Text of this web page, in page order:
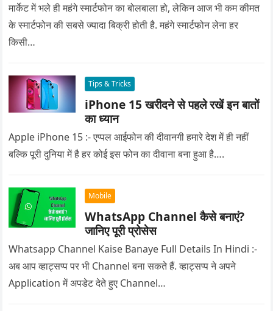
मार्केट में भले ही महंगे स्मार्टफोन का बोलबाला हो, लेकिन आज भी कम कीमत
के स्मार्टफोन की सबसे ज्यादा बिक्री होती है. महंगे स्मार्टफोन लेना हर
किसी…
Tips & Tricks
iPhone 15 खरीदने से पहले रखें इन बातों
का ध्यान
Apple iPhone 15 :- एप्पल आईफोन की दीवानगी हमारे देश में ही नहीं
बल्कि पूरी दुनिया में है हर कोई इस फोन का दीवाना बना हुआ है….
Mobile
WhatsApp Channel कैसे बनाएं?
जानिए पूरी प्रोसेस
Whatsapp Channel Kaise Banaye Full Details In Hindi :-
अब आप व्हाट्सप्प पर भी Channel बना सकते हैं. व्हाट्सप्प ने अपने
Application में अपडेट देते हुए Channel…